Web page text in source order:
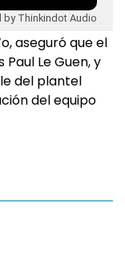
by Thinkindot Audio
aseguró que el
Le Guen, y
del plantel
del equipo